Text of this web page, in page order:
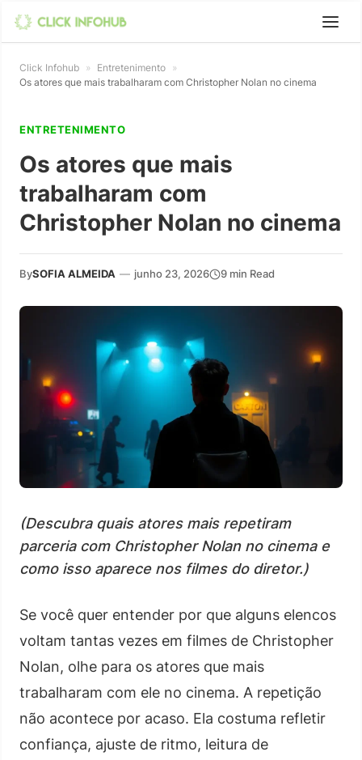
Click Infohub » Entretenimento »
Os atores que mais trabalharam com Christopher Nolan no cinema
ENTRETENIMENTO
Os atores que mais
trabalharam com
Christopher Nolan no cinema
BySOFIA ALMEIDA — junho 23, 2026 9 min Read
(Descubra quais atores mais repetiram
parceria com Christopher Nolan no cinema e
como isso aparece nos filmes do diretor.)
Se você quer entender por que alguns elencos
voltam tantas vezes em filmes de Christopher
Nolan, olhe para os atores que mais
trabalharam com ele no cinema. A repetição
não acontece por acaso. Ela costuma refletir
confiança, ajuste de ritmo, leitura de